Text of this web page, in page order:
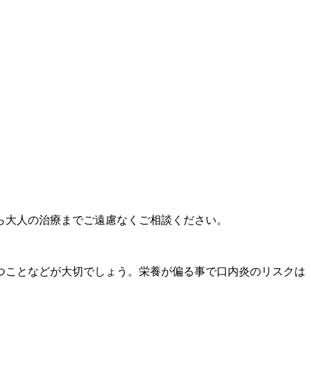
の治療までご遠慮なくご相談ください。
となどが大切でしょう。栄養が偏る事で口内炎のリスクは